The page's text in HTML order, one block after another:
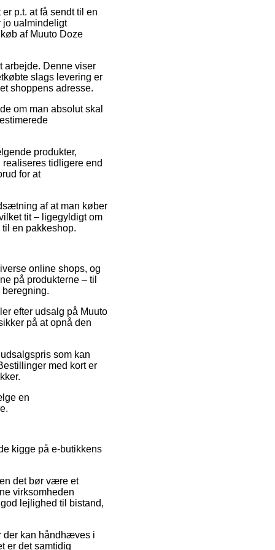
p.t. at få sendt til en
jo ualmindeligt
af Muuto Doze
arbejde. Denne viser
slags levering er
shoppens adresse.
om man absolut skal
produkter,
tidligere end
for at
af at man køber
tit – ligegyldigt om
en pakkeshop.
online shops, og
på produkterne – til
efter udsalg på Muuto
på at opnå den
som kan
med kort er
en
kigge på e-butikkens
det bør være et
virksomheden
lejlighed til bistand,
der kan håndhæves i
er det samtidig